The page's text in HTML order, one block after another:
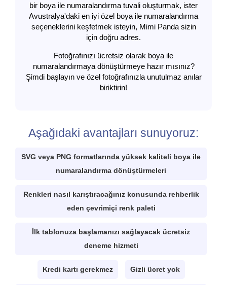
bir boya ile numaralandırma tuvali oluşturmak, ister
Avustralya'daki en iyi özel boya ile numaralandırma
seçeneklerini keşfetmek isteyin, Mimi Panda sizin
için doğru adres.
Fotoğrafınızı ücretsiz olarak boya ile
numaralandırmaya dönüştürmeye hazır mısınız?
Şimdi başlayın ve özel fotoğrafınızla unutulmaz anılar
biriktirin!
Aşağıdaki avantajları sunuyoruz:
SVG veya PNG formatlarında yüksek kaliteli boya ile
numaralandırma dönüştürmeleri
Renkleri nasıl karıştıracağınız konusunda rehberlik
eden çevrimiçi renk paleti
İlk tablonuza başlamanızı sağlayacak ücretsiz
deneme hizmeti
Kredi kartı gerekmez Gizli ücret yok